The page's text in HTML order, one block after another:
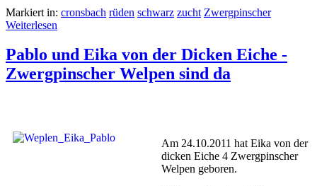
Markiert in: cronsbach rüden schwarz zucht Zwergpinscher
Weiterlesen
Pablo und Eika von der Dicken Eiche -
Zwergpinscher Welpen sind da
Am 24.10.2011 hat Eika von der
dicken Eiche 4 Zwergpinscher
Welpen geboren.